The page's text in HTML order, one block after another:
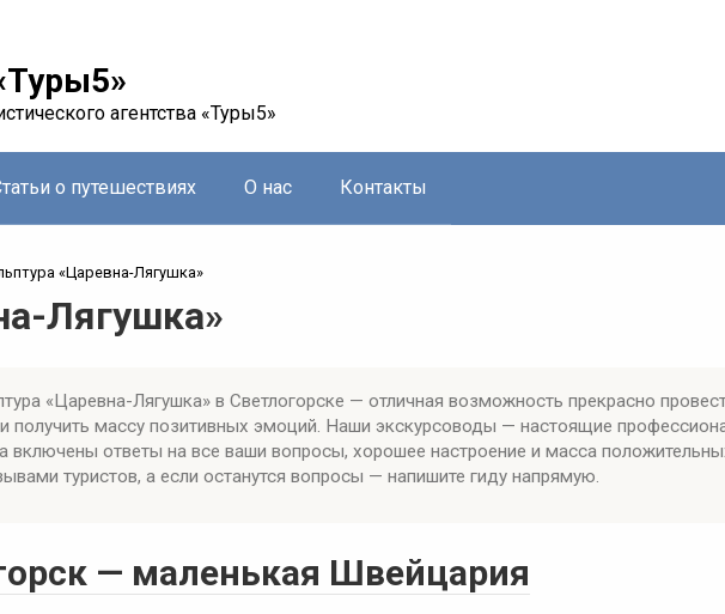
агентства «Туры5»
о путешествиях О нас Контакты
«Царевна-Лягушка»
Лягушка»
«Царевна-Лягушка» в Светлогорске — отличная возможность прекрасно
получить массу позитивных эмоций. Наши экскурсоводы — настоящие
включены ответы на все ваши вопросы, хорошее настроение и масса
туристов, а если останутся вопросы — напишите гиду напрямую.
— маленькая Швейцария